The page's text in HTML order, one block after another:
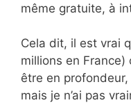
même gratuite, à
Cela dit, il est vrai
millions en
être en
mais je n’ai pas